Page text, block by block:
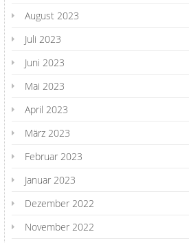
August 2023
Juli 2023
Juni 2023
Mai 2023
April 2023
März 2023
Februar 2023
Januar 2023
Dezember 2022
November 2022